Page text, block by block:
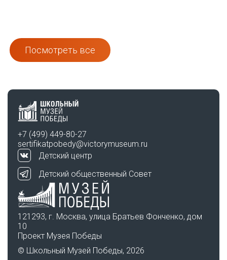
Посмотреть все
+7 (499) 449-80-27
sertifikatpobedy@victorymuseum.ru
Детский центр
Детский общественный Совет
121293, г. Москва, улица Братьев Фонченко, дом
10
Проект Музея Победы
© Школьный Музей Победы, 2026